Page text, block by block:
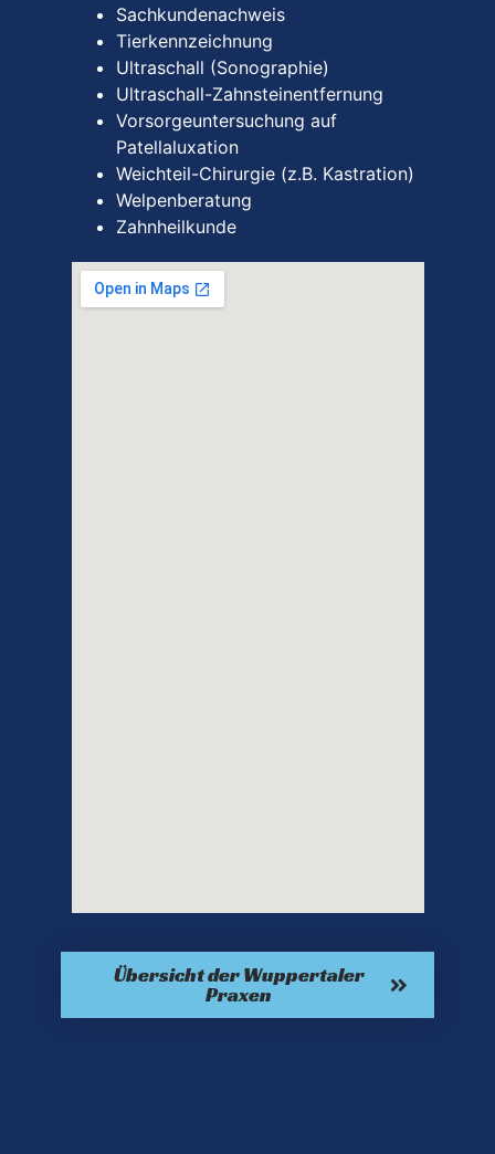
Sachkundenachweis
Tierkennzeichnung
Ultraschall (Sonographie)
Ultraschall-Zahnsteinentfernung
Vorsorgeuntersuchung auf
Patellaluxation
Weichteil-Chirurgie (z.B. Kastration)
Welpenberatung
Zahnheilkunde
Übersicht der Wuppertaler
Praxen